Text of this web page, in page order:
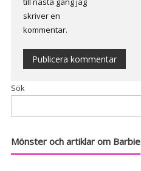
skriver en
kommentar.
Sök
Mönster och artiklar om Barbie